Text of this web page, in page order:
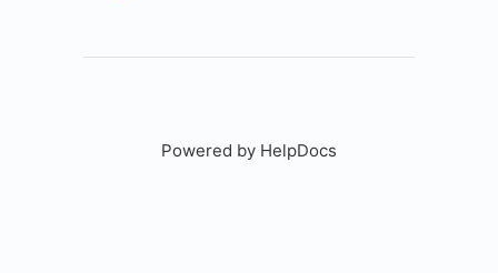
Powered by HelpDocs